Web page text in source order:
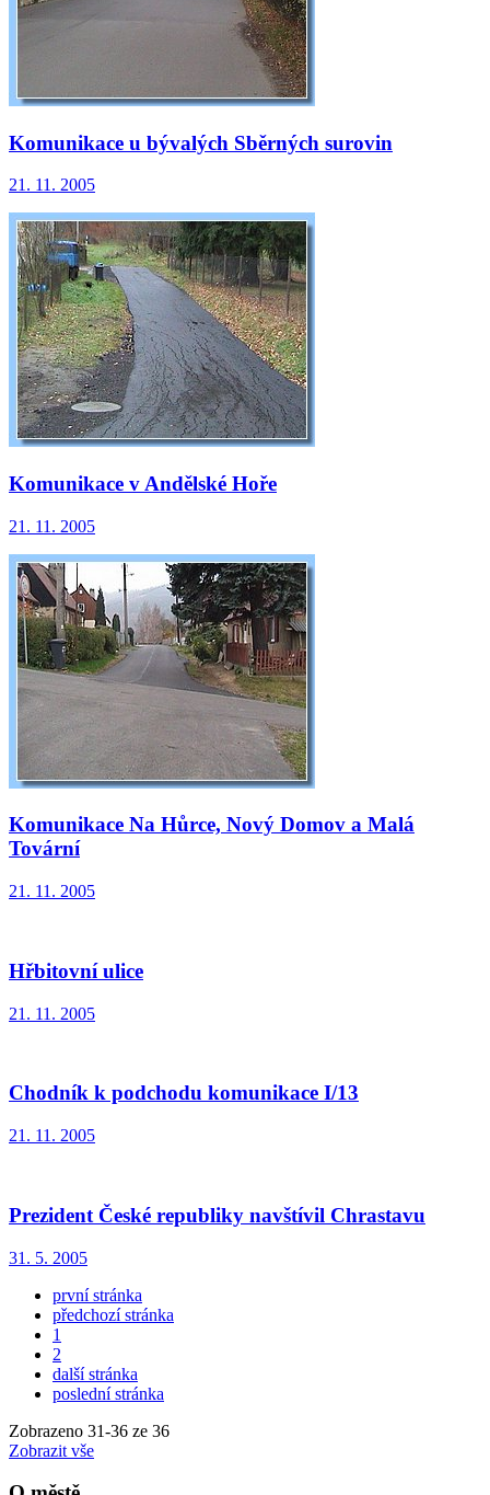
Komunikace u bývalých Sběrných surovin
21. 11. 2005
Komunikace v Andělské Hoře
21. 11. 2005
Komunikace Na Hůrce, Nový Domov a Malá
Tovární
21. 11. 2005
Hřbitovní ulice
21. 11. 2005
Chodník k podchodu komunikace I/13
21. 11. 2005
Prezident České republiky navštívil Chrastavu
31. 5. 2005
první stránka
předchozí stránka
1
2
další stránka
poslední stránka
Zobrazeno 31-36 ze 36
Zobrazit vše